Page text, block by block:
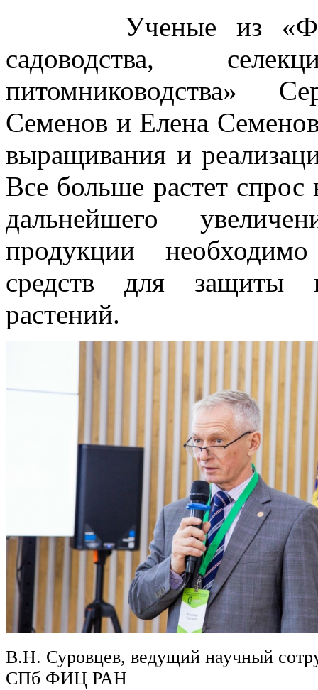
Ученые из
садоводства,
питомниководства»
Семенов и Елена
выращивания и
Все больше растет
дальнейшего
продукции
средств для защиты
растений.
В.Н. Суровцев, ведущий научный
СПб ФИЦ РАН